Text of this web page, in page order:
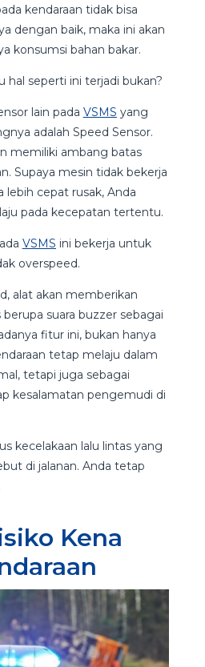
kendaraan tidak bisa
dengan baik, maka ini akan
konsumsi bahan bakar.
hal seperti ini terjadi bukan?
lain pada VSMS yang
adalah Speed Sensor.
memiliki ambang batas
Supaya mesin tidak bekerja
lebih cepat rusak, Anda
pada kecepatan tertentu.
VSMS ini bekerja untuk
overspeed.
alat akan memberikan
suara buzzer sebagai
fitur ini, bukan hanya
tetap melaju dalam
tetapi juga sebagai
kesalamatan pengemudi di
kecelakaan lalu lintas yang
di jalanan. Anda tetap
Kena